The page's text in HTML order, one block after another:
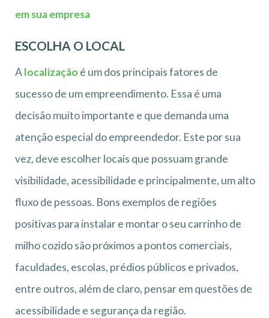
em sua empresa
ESCOLHA O LOCAL
Alocalização é um dos principais fatores de
sucesso de um empreendimento. Essa é uma
decisão muito importante e que demanda uma
atenção especial do empreendedor. Este por sua
vez, deve escolher locais que possuam grande
visibilidade, acessibilidade e principalmente, um alto
fluxo de pessoas. Bons exemplos de regiões
positivas para instalar e montar o seu carrinho de
milho cozido são próximos a pontos comerciais,
faculdades, escolas, prédios públicos e privados,
entre outros, além de claro, pensar em questões de
acessibilidade e segurança da região.